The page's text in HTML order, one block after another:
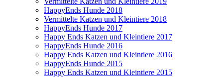
HappyEnds Hunde 2018
Vermittelte Katzen und Kleintiere 2018
HappyEnds Hunde 2017
Happy Ends Katzen und Kleintiere 2017
HappyEnds Hunde 2016
Happy Ends Katzen und Kleintiere 2016
HappyEnds Hunde 2015
Happy Ends Katzen und Kleintiere 2015